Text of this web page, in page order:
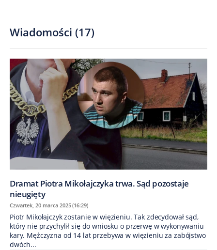
Wiadomości (17)
Dramat Piotra Mikołajczyka trwa. Sąd pozostaje
nieugięty
Czwartek, 20 marca 2025 (16:29)
Piotr Mikołajczyk zostanie w więzieniu. Tak zdecydował sąd,
który nie przychylił się do wniosku o przerwę w wykonywaniu
kary. Mężczyzna od 14 lat przebywa w więzieniu za zabójstwo
dwóch...